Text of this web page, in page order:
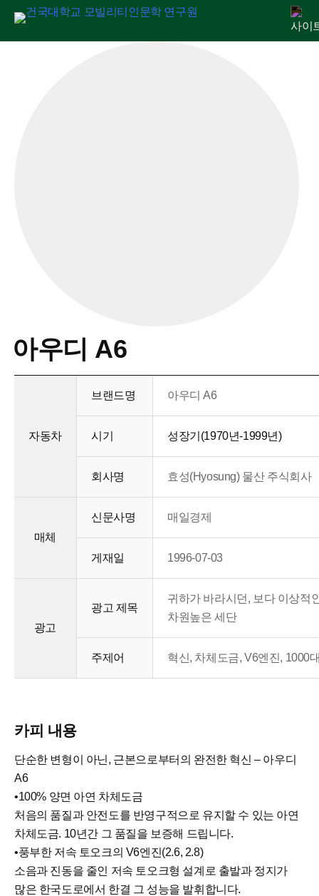
아우디 A6
자동차
브랜드명 아우디 A6
시기 성장기(1970년-1999년)
회사명 효성(Hyosung) 물산 주식회사
매체
신문사명 매일경제
게재일 1996-07-03
광고
광고 제목
귀하가 바라시던, 보다 이상적
차원높은 세단
주제어 혁신, 차체도금, V6엔진, 1000
카피 내용
단순한 변형이 아닌, 근본으로부터의 완전한 혁신 – 아우디
A6
•100% 양면 아연 차체도금
처음의 품질과 안전도를 반영구적으로 유지할 수 있는 아연
차체도금. 10년간 그 품질을 보증해 드립니다.
•풍부한 저속 토오크의 V6엔진(2.6, 2.8)
소음과 진동을 줄인 저속 토오크형 설계로 출발과 정지가
많은 한국도로에서 한결 그 성능을 발휘합니다.